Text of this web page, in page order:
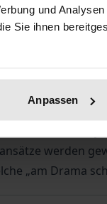
und
Sie ihnen
Anpassen
Eduard
und des
Martina
wieder mit
werden
„am Drama